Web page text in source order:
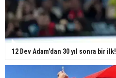
12 Dev Adam'dan 30 yıl sonra bir ilk!